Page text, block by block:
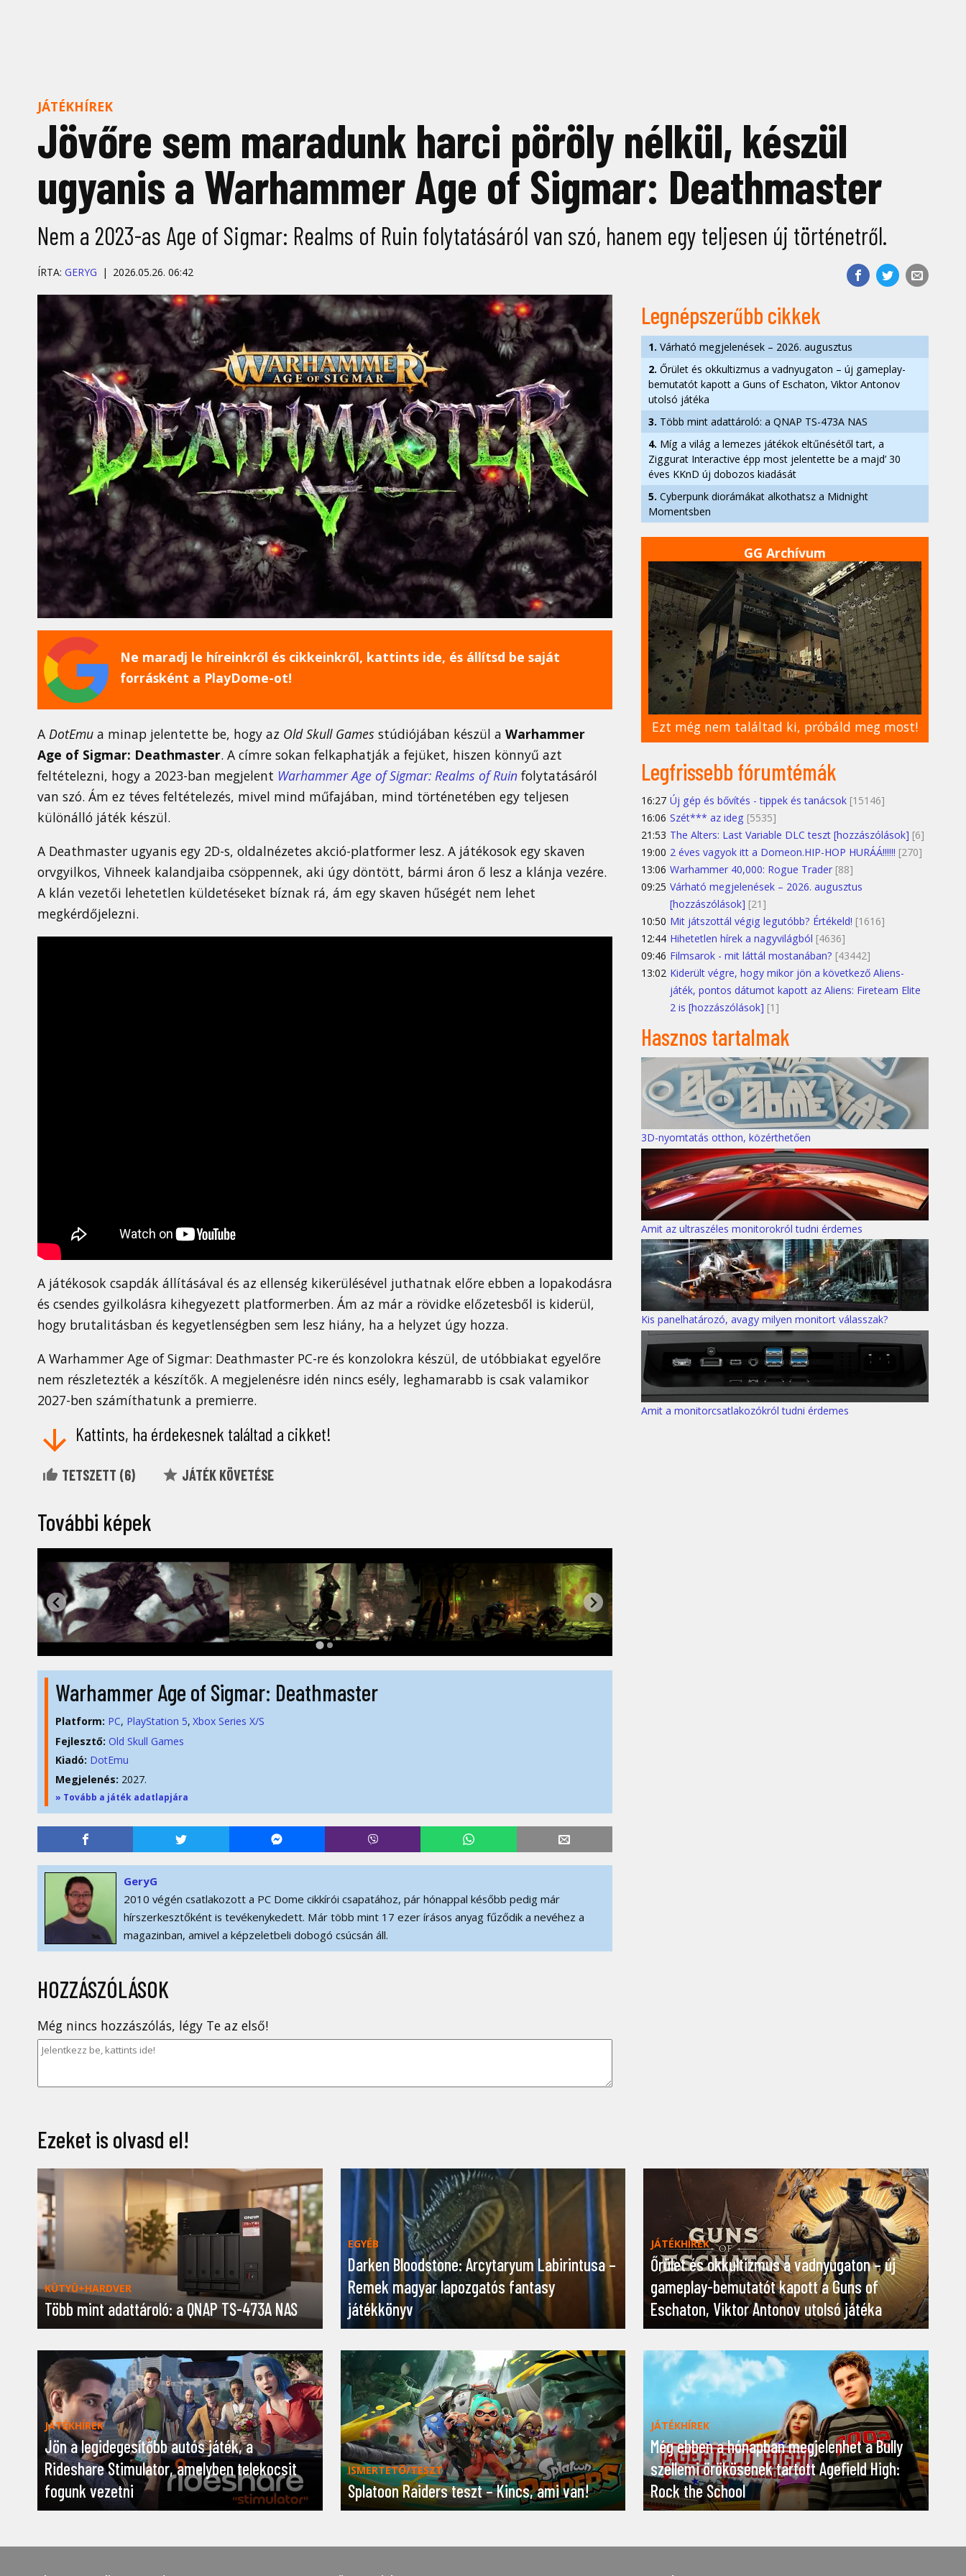
JÁTÉKHÍREK
Jövőre sem maradunk harci pöröly nélkül, készül
ugyanis a Warhammer Age of Sigmar: Deathmaster
Nem a 2023-as Age of Sigmar: Realms of Ruin folytatásáról van szó, hanem egy teljesen új történetről.
ÍRTA: GERYG 2026.05.26. 06:42
Ne maradj le híreinkről és cikkeinkről, kattints ide, és állítsd be saját
forrásként a PlayDome-ot!
A DotEmu a minap jelentette be, hogy az Old Skull Games stúdiójában készül a Warhammer
Age of Sigmar: Deathmaster. A címre sokan felkaphatják a fejüket, hiszen könnyű azt
feltételezni, hogy a 2023-ban megjelent Warhammer Age of Sigmar: Realms of Ruin folytatásáról
van szó. Ám ez téves feltételezés, mivel mind műfajában, mind történetében egy teljesen
különálló játék készül.
A Deathmaster ugyanis egy 2D-s, oldalnézetes akció-platformer lesz. A játékosok egy skaven
orvgyilkos, Vihneek kalandjaiba csöppennek, aki úgy döntött, bármi áron ő lesz a klánja vezére.
A klán vezetői lehetetlen küldetéseket bíznak rá, ám egy skaven hűségét nem lehet
megkérdőjelezni.
A játékosok csapdák állításával és az ellenség kikerülésével juthatnak előre ebben a lopakodásra
és csendes gyilkolásra kihegyezett platformerben. Ám az már a rövidke előzetesből is kiderül,
hogy brutalitásban és kegyetlenségben sem lesz hiány, ha a helyzet úgy hozza.
A Warhammer Age of Sigmar: Deathmaster PC-re és konzolokra készül, de utóbbiakat egyelőre
nem részletezték a készítők. A megjelenésre idén nincs esély, leghamarabb is csak valamikor
2027-ben számíthatunk a premierre.
Kattints, ha érdekesnek találtad a cikket!
TETSZETT (6) JÁTÉK KÖVETÉSE
További képek
Warhammer Age of Sigmar: Deathmaster
Platform: PC PlayStation 5 Xbox Series X/S
Fejlesztő: Old Skull Games
Kiadó: DotEmu
Megjelenés: 2027.
» Tovább a játék adatlapjára
GeryG
2010 végén csatlakozott a PC Dome cikkírói csapatához, pár hónappal később pedig már
hírszerkesztőként is tevékenykedett. Már több mint 17 ezer írásos anyag fűződik a nevéhez a
magazinban, amivel a képzeletbeli dobogó csúcsán áll.
HOZZÁSZÓLÁSOK
Még nincs hozzászólás, légy Te az első!
Legnépszerűbb cikkek
1. Várható megjelenések – 2026. augusztus
2. Őrület és okkultizmus a vadnyugaton – új gameplay-
bemutatót kapott a Guns of Eschaton, Viktor Antonov
utolsó játéka
3. Több mint adattároló: a QNAP TS-473A NAS
4. Míg a világ a lemezes játékok eltűnésétől tart, a
Ziggurat Interactive épp most jelentette be a majd’ 30
éves KKnD új dobozos kiadását
5. Cyberpunk diorámákat alkothatsz a Midnight
Momentsben
GG Archívum
Ezt még nem találtad ki, próbáld meg most!
Legfrissebb fórumtémák
16:27 Új gép és bővítés - tippek és tanácsok [15146]
16:06 Szét*** az ideg [5535]
21:53 The Alters: Last Variable DLC teszt [hozzászólások] [6]
19:00 2 éves vagyok itt a Domeon.HIP-HOP HURÁÁ!!!!!! [270]
13:06 Warhammer 40,000: Rogue Trader [88]
09:25 Várható megjelenések – 2026. augusztus
[hozzászólások] [21]
10:50 Mit játszottál végig legutóbb? Értékeld! [1616]
12:44 Hihetetlen hírek a nagyvilágból [4636]
09:46 Filmsarok - mit láttál mostanában? [43442]
13:02 Kiderült végre, hogy mikor jön a következő Aliens-
játék, pontos dátumot kapott az Aliens: Fireteam Elite
2 is [hozzászólások] [1]
Hasznos tartalmak
3D-nyomtatás otthon, közérthetően
Amit az ultraszéles monitorokról tudni érdemes
Kis panelhatározó, avagy milyen monitort válasszak?
Amit a monitorcsatlakozókról tudni érdemes
Ezeket is olvasd el!
KÜTYÜ+HARDVER
Több mint adattároló: a QNAP TS-473A NAS
EGYÉB
Darken Bloodstone: Arcytaryum Labirintusa –
Remek magyar lapozgatós fantasy
játékkönyv
JÁTÉKHÍREK
Őrület és okkultizmus a vadnyugaton – új
gameplay-bemutatót kapott a Guns of
Eschaton, Viktor Antonov utolsó játéka
JÁTÉKHÍREK
Jön a legidegesítőbb autós játék, a
Rideshare Stimulator, amelyben telekocsit
fogunk vezetni
ISMERTETŐ/TESZT
Splatoon Raiders teszt – Kincs, ami van!
JÁTÉKHÍREK
Még ebben a hónapban megjelenhet a Bully
szellemi örökösének tartott Agefield High:
Rock the School